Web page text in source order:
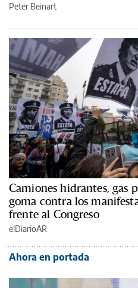
Peter Beinart
Camiones hidrantes, gas
goma contra los
frente al Congreso
elDiarioAR
Ahora en portada